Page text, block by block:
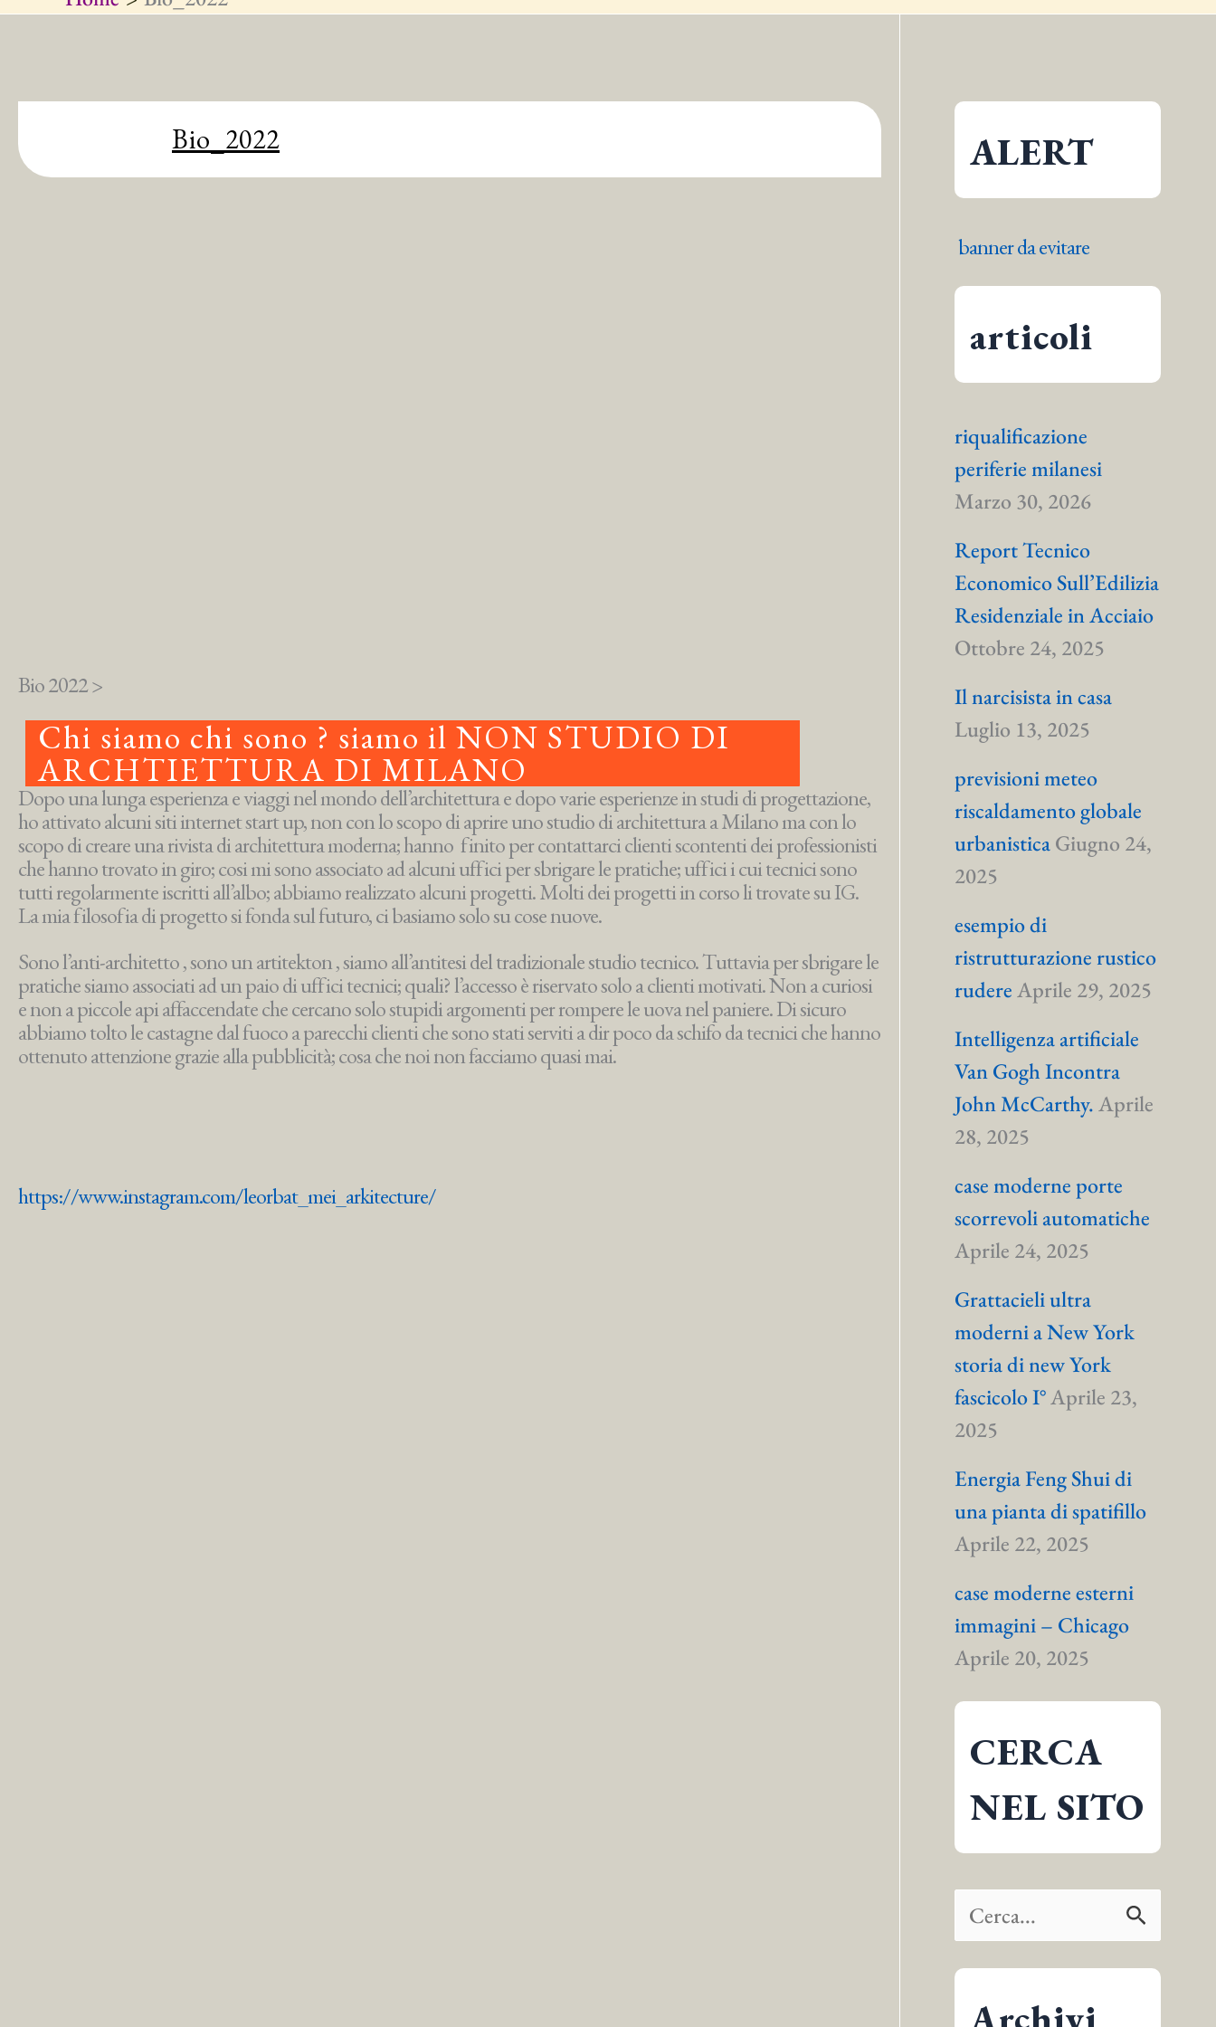
Bio_2022
Bio 2022 >
Chi siamo chi sono ? siamo il NON STUDIO DI
ARCHTIETTURA DI MILANO
Dopo una lunga esperienza e viaggi nel mondo dell’architettura e dopo varie esperienze in studi di progettazione,
ho attivato alcuni siti internet start up, non con lo scopo di aprire uno studio di architettura a Milano ma con lo
scopo di creare una rivista di architettura moderna; hanno finito per contattarci clienti scontenti dei professionisti
che hanno trovato in giro; cosi mi sono associato ad alcuni uffici per sbrigare le pratiche; uffici i cui tecnici sono
tutti regolarmente iscritti all’albo; abbiamo realizzato alcuni progetti. Molti dei progetti in corso li trovate su IG.
La mia filosofia di progetto si fonda sul futuro, ci basiamo solo su cose nuove.
Sono l’anti-architetto , sono un artitekton , siamo all’antitesi del tradizionale studio tecnico. Tuttavia per sbrigare le
pratiche siamo associati ad un paio di uffici tecnici; quali? l’accesso è riservato solo a clienti motivati. Non a curiosi
e non a piccole api affaccendate che cercano solo stupidi argomenti per rompere le uova nel paniere. Di sicuro
abbiamo tolto le castagne dal fuoco a parecchi clienti che sono stati serviti a dir poco da schifo da tecnici che hanno
ottenuto attenzione grazie alla pubblicità; cosa che noi non facciamo quasi mai.
https://www.instagram.com/leorbat_mei_arkitecture/
ALERT
banner da evitare
articoli
riqualificazione
periferie milanesi
Marzo 30, 2026
Report Tecnico
Economico Sull’Edilizia
Residenziale in Acciaio
Ottobre 24, 2025
Il narcisista in casa
Luglio 13, 2025
previsioni meteo
riscaldamento globale
urbanistica Giugno 24,
2025
esempio di
ristrutturazione rustico
rudereAprile 29, 2025
Intelligenza artificiale
Van Gogh Incontra
John McCarthy.Aprile
28, 2025
case moderne porte
scorrevoli automatiche
Aprile 24, 2025
Grattacieli ultra
moderni a New York
storia di new York
fascicolo I°Aprile 23,
2025
Energia Feng Shui di
una pianta di spatifillo
Aprile 22, 2025
case moderne esterni
immagini – Chicago
Aprile 20, 2025
CERCA
NEL SITO